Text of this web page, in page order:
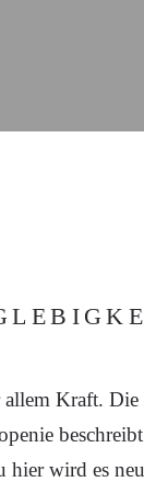
Kraft. Die
wird es